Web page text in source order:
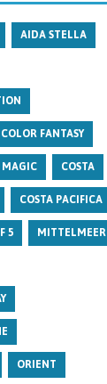
AIDA STELLA
COLOR FANTASY
MAGIC COSTA
COSTA PACIFICA
5 MITTELMEER
ORIENT